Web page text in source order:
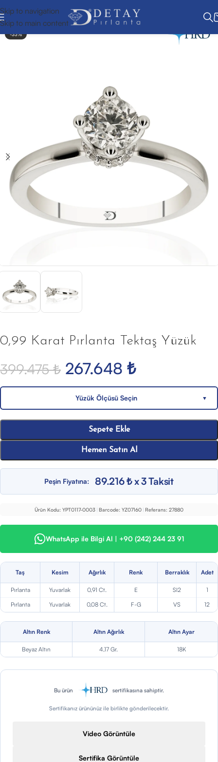
Skip to navigation
Skip to main content
-33%
0,99 Karat Pırlanta Tektaş Yüzük
399.475₺ 267.648 ₺
Yüzük Ölçüsü Seçin ▼
Sepete Ekle
Hemen Satın Al
Peşin Fiyatına: 89.216 ₺ x 3 Taksit
Ürün Kodu: YPT0117-0003 | Barcode: YZ07160 | Referans: 27880
WhatsApp ile Bilgi Al | +90 (242) 244 23 91
Taş Kesim Ağırlık Renk Berraklık Adet
Pırlanta Yuvarlak 0,91 Ct. E SI2
1
Pırlanta
Yuvarlak 0,08 Ct. F-G VS 12
Altın Renk Altın Ağırlık Altın Ayar
Beyaz Altın 4,17 Gr. 18K
Bu ürün sertifikasına sahiptir.
Sertifikanız ürününüz ile birlikte gönderilecektir.
Video Görüntüle
Sertifika Görüntüle